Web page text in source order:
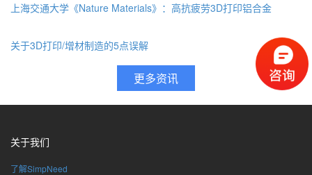
上海交通大学《Nature Materials》：高抗疲劳3D打印铝合金
关于3D打印/增材制造的5点误解
关于我们
了解SimpNeed